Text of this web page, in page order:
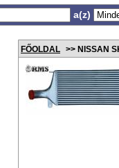
a(z)
FŐOLDAL >> NISSAN